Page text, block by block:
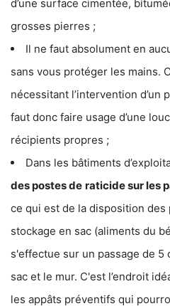
d’une surface cimentée,
grosses pierres ;
Il ne faut absolument en
sans vous protéger les mains.
nécessitant l’intervention d’un
faut donc faire usage d’une
récipients propres ;
Dans les bâtiments
des postes de raticide sur les
ce qui est de la disposition des
stockage en sac (aliments du
s'effectue sur un passage de 5
sac et le mur. C'est l’endroit
les appâts préventifs qui